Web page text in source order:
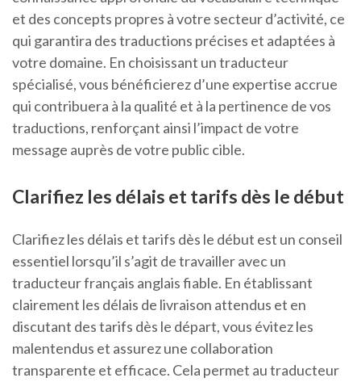
et des concepts propres à votre secteur d’activité, ce
qui garantira des traductions précises et adaptées à
votre domaine. En choisissant un traducteur
spécialisé, vous bénéficierez d’une expertise accrue
qui contribuera à la qualité et à la pertinence de vos
traductions, renforçant ainsi l’impact de votre
message auprès de votre public cible.
Clarifiez les délais et tarifs dès le début
Clarifiez les délais et tarifs dès le début est un conseil
essentiel lorsqu’il s’agit de travailler avec un
traducteur français anglais fiable. En établissant
clairement les délais de livraison attendus et en
discutant des tarifs dès le départ, vous évitez les
malentendus et assurez une collaboration
transparente et efficace. Cela permet au traducteur